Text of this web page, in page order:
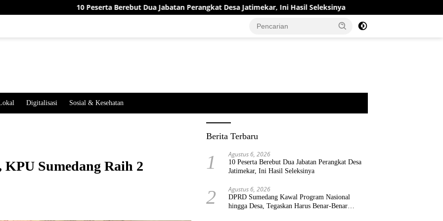
10 Peserta Berebut Dua Jabatan Perangkat Desa Jatimekar, Ini Hasil Seleksinya DPRD Sumedang Kawal
Digitalisasi Sosial & Kesehatan
KPU Sumedang Raih 2
Berita Terbaru
1 Agustus 6, 2026
10 Peserta Berebut Dua Jabatan Perangkat Desa
Jatimekar, Ini Hasil Seleksinya
2 Agustus 6, 2026
DPRD Sumedang Kawal Program Nasional
hingga Desa, Tegaskan Harus Benar-Benar